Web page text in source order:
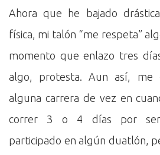
Ahora que he bajado
física, mi talón “me respeta”
momento que enlazo tres
algo, protesta. Aun así, me
alguna carrera de vez en
correr 3 o 4 días por
participado en algún duatlón,